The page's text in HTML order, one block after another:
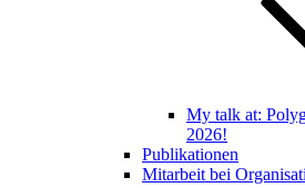
My talk at:
2026!
Publikationen
Mitarbeit bei